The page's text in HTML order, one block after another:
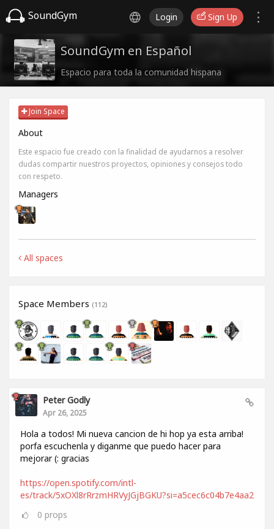
SoundGym Login Sign Up
SoundGym en Español
Espacio para toda la comunidad hispana
Join Space
About
Este espacio fue creado con la finalidad de ayudarnos a resolver
dudas compartir nuestros proyectos, opiniones y consejos todo
con respeto.
Managers
All spaces
Space Members (112)
Peter Godly
Apr 26, 2025
Hola a todos! Mi nueva cancion de hi hop ya esta arriba!
porfa escuchenla y diganme que puedo hacer para
mejorar (: gracias
https://open.spotify.com/intl-
es/track/5xOXl8rRrzmHRVyJGjBGKU?si=a5cec6c04b7e4aa2
0 props